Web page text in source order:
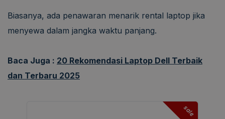
Biasanya, ada penawaran menarik rental laptop jika
menyewa dalam jangka waktu panjang.
Baca Juga : 20 Rekomendasi Laptop Dell Terbaik
dan Terbaru 2025
sale